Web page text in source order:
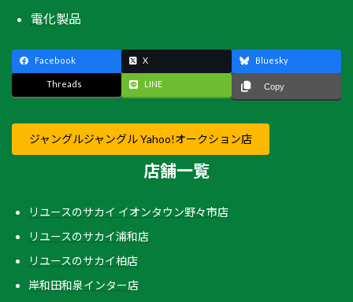
電化製品
Facebook X Bluesky
Threads LINE Copy
ジャングルジャングル Yahoo!オークション店
店舗一覧
リユースのサカイ イオンタウン野々市店
リユースのサカイ浦和店
リユースのサカイ柏店
岸和田和泉インター店